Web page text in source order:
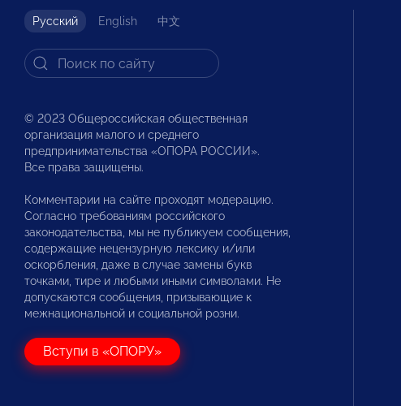
Русский English 中文
© 2023 Общероссийская общественная
организация малого и среднего
предпринимательства «ОПОРА РОССИИ».
Все права защищены.
Комментарии на сайте проходят модерацию.
Согласно требованиям российского
законодательства, мы не публикуем сообщения,
содержащие нецензурную лексику и/или
оскорбления, даже в случае замены букв
точками, тире и любыми иными символами. Не
допускаются сообщения, призывающие к
межнациональной и социальной розни.
Вступи в «ОПОРУ»